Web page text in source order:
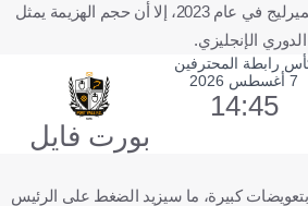
السيتي، من قبل رؤساء البريميرليج في عام 2023، إلا أن حجم الهزيمة يمثل
الإنجليزي.
رابطة المحترفين
7 أغسطس 2026
14:45
بورت فايل
كبيرة، ما سيزيد الضغط على الرئيس